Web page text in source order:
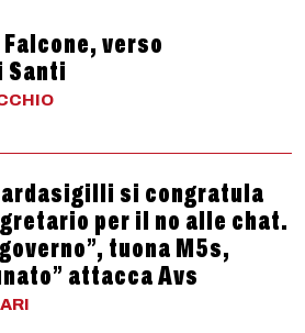
verso
Santi
si congratula
per il no alle chat.
tuona M5s,
attacca Avs